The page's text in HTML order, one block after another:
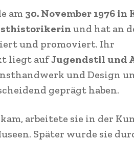
am 30. November 1976 in
und hat an
und promoviert. Ihr
liegt aufJugendstil und
und Design
geprägt haben.
arbeitete sie in der
Später wurde sie